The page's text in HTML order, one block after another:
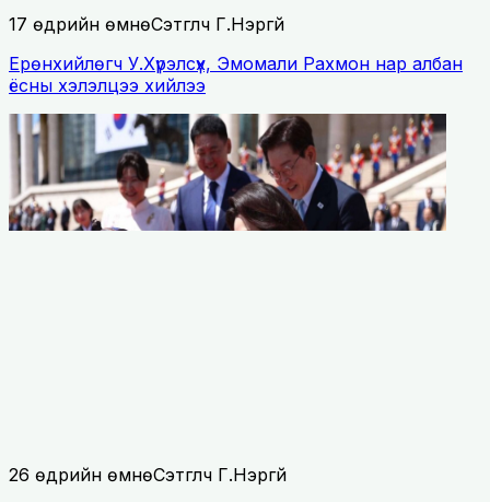
17 өдрийн өмнөСэтгүүлч Г.Нэргүй
Ерөнхийлөгч У.Хүрэлсүх, Эмомали Рахмон нар албан
ёсны хэлэлцээ хийлээ
26 өдрийн өмнөСэтгүүлч Г.Нэргүй